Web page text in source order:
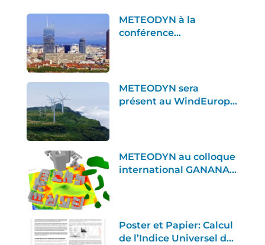
METEODYN à la
conférence
à Lyon
METEODYN sera
présent au WindEurope
METEODYN au colloque
international GANANA
Poster et Papier: Calcul
de l’Indice Universel du